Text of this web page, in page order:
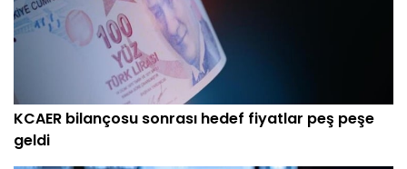
KCAER bilançosu sonrası hedef fiyatlar peş peşe
geldi